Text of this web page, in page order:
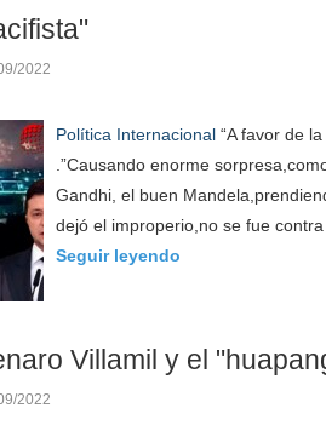
2022
Política Internacional “A favor de
.”Causando enorme
Gandhi, el buen
dejó el improperio,no se fue
Seguir leyendo
Villamil y el
2022